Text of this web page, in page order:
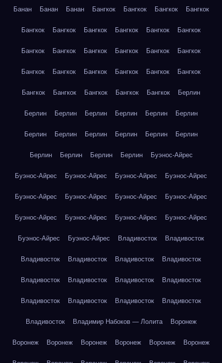
Банан Банан Банан Бангкок Бангкок Бангкок Бангкок
Бангкок Бангкок Бангкок Бангкок Бангкок Бангкок
Бангкок Бангкок Бангкок Бангкок Бангкок Бангкок
Бангкок Бангкок Бангкок Бангкок Бангкок Бангкок
Бангкок Бангкок Бангкок Бангкок Бангкок Берлин
Берлин Берлин Берлин Берлин Берлин Берлин
Берлин Берлин Берлин Берлин Берлин Берлин
Берлин Берлин Берлин Берлин Буэнос-Айрес
Буэнос-Айрес Буэнос-Айрес Буэнос-Айрес Буэнос-Айрес
Буэнос-Айрес Буэнос-Айрес Буэнос-Айрес Буэнос-Айрес
Буэнос-Айрес Буэнос-Айрес Буэнос-Айрес Буэнос-Айрес
Буэнос-Айрес Буэнос-Айрес Владивосток Владивосток
Владивосток Владивосток Владивосток Владивосток
Владивосток Владивосток Владивосток Владивосток
Владивосток Владивосток Владивосток Владивосток
Владивосток Владимир Набоков — Лолита Воронеж
Воронеж Воронеж Воронеж Воронеж Воронеж Воронеж